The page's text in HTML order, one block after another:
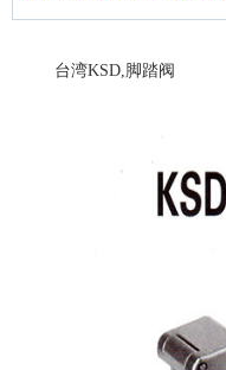
台湾KSD,脚踏阀